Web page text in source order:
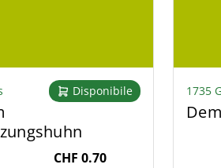
Disponibile
CHF 0.70
1735